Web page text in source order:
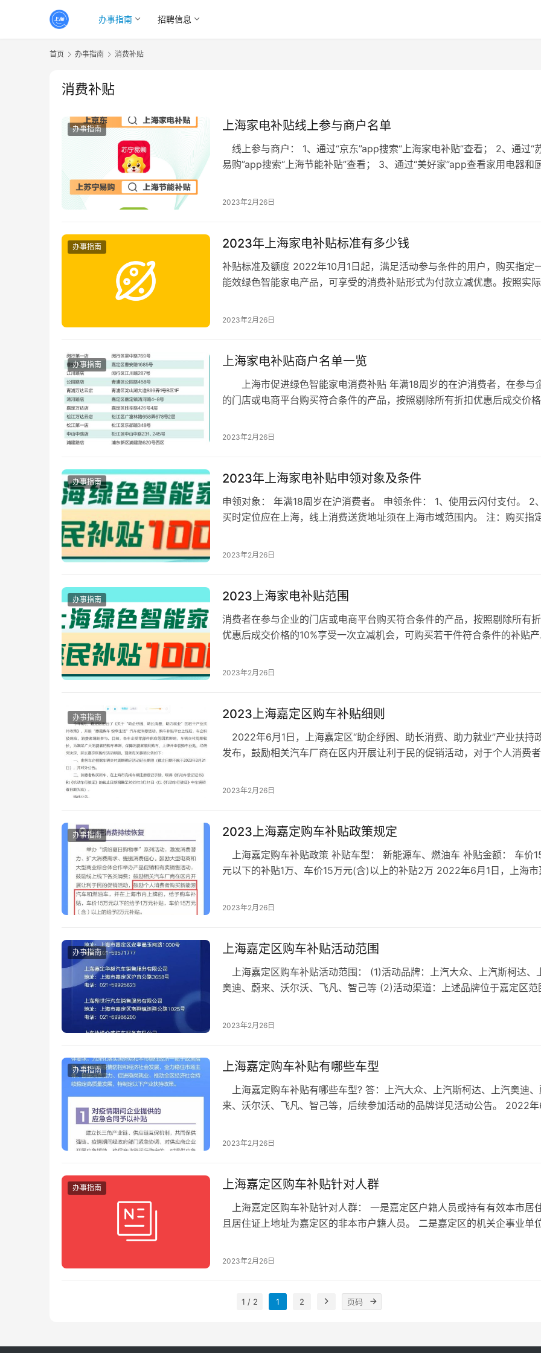
办事指南 招聘信息
首页 办事指南 消费补贴
消费补贴
办事指南 上海家电补贴线上参与商户名单
线上参与商户： 1、通过“京东”app搜索“上海家电补贴”查看； 2、通过“
易购”app搜索“上海节能补贴”查看； 3、通过“美好家”app查看家用电器和
2023年2月26日
办事指南 2023年上海家电补贴标准有多少钱
补贴标准及额度 2022年10月1日起，满足活动参与条件的用户，购买指定
能效绿色智能家电产品，可享受的消费补贴形式为付款立减优惠。按照实际
2023年2月26日
办事指南 上海家电补贴商户名单一览
上海市促进绿色智能家电消费补贴 年满18周岁的在沪消费者，在参与
的门店或电商平台购买符合条件的产品，按照剔除所有折扣优惠后成交价格
2023年2月26日
办事指南 2023年上海家电补贴申领对象及条件
申领对象： 年满18周岁在沪消费者。 申领条件： 1、使用云闪付支付。 2
买时定位应在上海，线上消费送货地址须在上海市域范围内。 注：购买指
2023年2月26日
办事指南 2023上海家电补贴范围
消费者在参与企业的门店或电商平台购买符合条件的产品，按照剔除所有
优惠后成交价格的10%享受一次立减机会，可购买若干件符合条件的补贴产
2023年2月26日
办事指南 2023上海嘉定区购车补贴细则
2022年6月1日，上海嘉定区“助企纾困、助长消费、助力就业”产业扶持
发布，鼓励相关汽车厂商在区内开展让利于民的促销活动，对于个人消费者
2023年2月26日
办事指南 2023上海嘉定购车补贴政策规定
上海嘉定购车补贴政策 补贴车型： 新能源车、燃油车 补贴金额： 车价
元以下的补贴1万、车价15万元(含)以上的补贴2万 2022年6月1日，上海市
2023年2月26日
办事指南 上海嘉定区购车补贴活动范围
上海嘉定区购车补贴活动范围： (1)活动品牌：上汽大众、上汽斯柯达、
奥迪、蔚来、沃尔沃、飞凡、智己等 (2)活动渠道：上述品牌位于嘉定区范
2023年2月26日
办事指南 上海嘉定购车补贴有哪些车型
上海嘉定购车补贴有哪些车型? 答：上汽大众、上汽斯柯达、上汽奥迪
来、沃尔沃、飞凡、智己等，后续参加活动的品牌详见活动公告。 2022年
2023年2月26日
办事指南 上海嘉定区购车补贴针对人群
上海嘉定区购车补贴针对人群： 一是嘉定区户籍人员或持有有效本市居
且居住证上地址为嘉定区的非本市户籍人员。 二是嘉定区的机关企事业单
2023年2月26日
1 / 2 1 2